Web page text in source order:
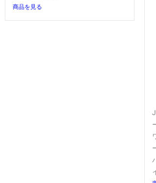
商品を見る